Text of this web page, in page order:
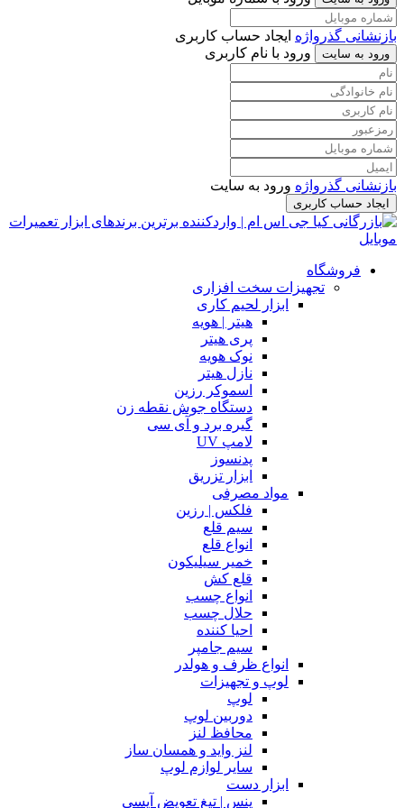
بازنشانی گذرواژه ایجاد حساب کاربری
ورود به سایت ورود با نام کاربری
بازنشانی گذرواژه ورود به سایت
ایجاد حساب کاربری
فروشگاه
تجهیزات سخت افزاری
ابزار لحیم کاری
هیتر | هویه
پری هیتر
نوک هویه
نازل هیتر
اسموکر رزین
دستگاه جوش نقطه زن
گیره برد و آی سی
لامپ UV
پدنسوز
ابزار تزریق
مواد مصرفی
فلکس | رزین
سیم قلع
انواع قلع
خمیر سیلیکون
قلع کش
انواع چسب
حلال چسب
احیا کننده
سیم جامپر
انواع ظرف و هولدر
لوپ و تجهیزات
لوپ
دوربین لوپ
محافظ لنز
لنز واید و همسان ساز
سایر لوازم لوپ
ابزار دست
پنس | تیغ تعویض آیسی